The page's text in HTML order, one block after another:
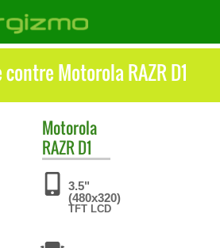
Motorola RAZR D1
Motorola
RAZR D1
3.5"
(480x320)
TFT LCD